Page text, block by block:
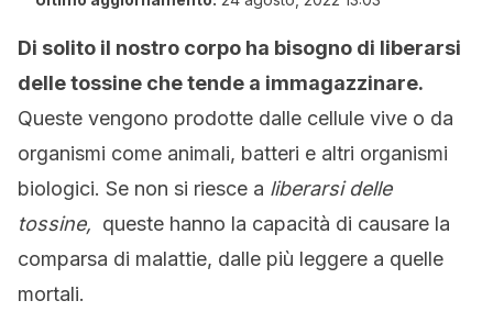
Di solito il nostro corpo ha bisogno di liberarsi
delle tossine che tende a immagazzinare.
Queste vengono prodotte dalle cellule vive o da
organismi come animali, batteri e altri organismi
biologici. Se non si riesce a liberarsi delle
tossine, queste hanno la capacità di causare la
comparsa di malattie, dalle più leggere a quelle
mortali.